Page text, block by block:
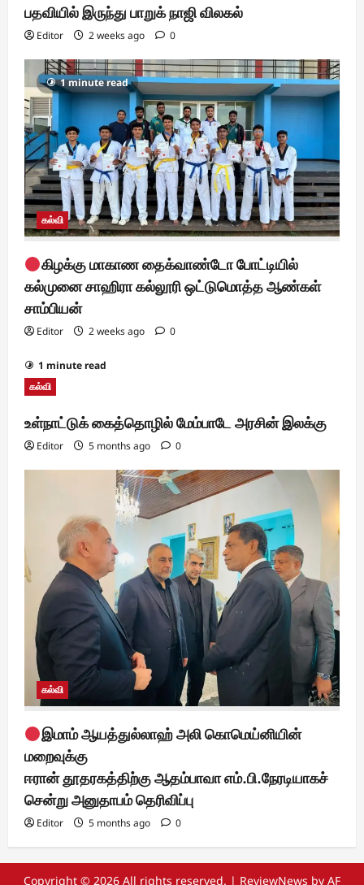
பதவியில் இருந்து பாறுக் நாஜி விலகல்
Editor 2 weeks ago 0
1 minute read
கல்வி
கிழக்கு மாகாண தைக்வாண்டோ போட்டியில்
கல்முனை சாஹிரா கல்லூரி ஒட்டுமொத்த ஆண்கள்
சாம்பியன்
Editor 2 weeks ago 0
1 minute read
கல்வி
உள்நாட்டுக் கைத்தொழில் மேம்பாடே அரசின் இலக்கு
Editor 5 months ago 0
கல்வி
இமாம் ஆயத்துல்லாஹ் அலி கொமெய்னியின்
மறைவுக்கு
ஈரான் தூதரகத்திற்கு ஆதம்பாவா எம்.பி.நேரடியாகச்
சென்று அனுதாபம் தெரிவிப்பு
Editor 5 months ago 0
Copyright © 2026 All rights reserved. | ReviewNews by AF